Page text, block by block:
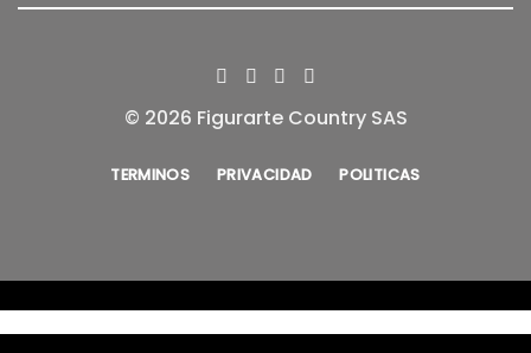
© 2026 Figurarte Country SAS
TERMINOS PRIVACIDAD POLITICAS